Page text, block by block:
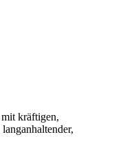
kräftigen,